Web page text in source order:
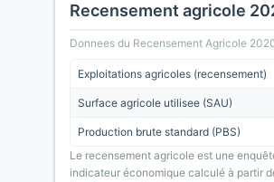
Recensement agricole
Donnees du Recensement Agricole
Exploitations agricoles (recensement)
Surface agricole utilisee (SAU)
Production brute standard (PBS)
Le recensement agricole est une
indicateur économique calculé à partir